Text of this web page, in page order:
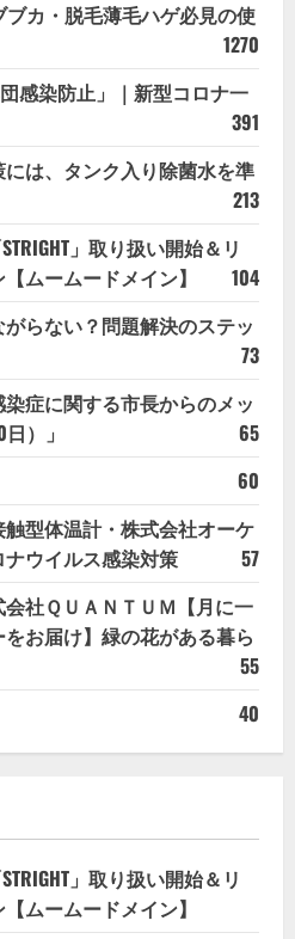
ブカ・脱毛薄毛ハゲ必見の使
1270
感染防止」｜新型コロナ一
391
は、タンク入り除菌水を準
213
」取り扱い開始＆リ
ムームードメイン】
104
らない？問題解決のステッ
73
染症に関する市長からのメッ
）」
65
60
触型体温計・株式会社オーケ
ウイルス感染対策
57
会社ＱＵＡＮＴＵＭ【月に一
お届け】緑の花がある暮ら
55
40
」取り扱い開始＆リ
ムームードメイン】